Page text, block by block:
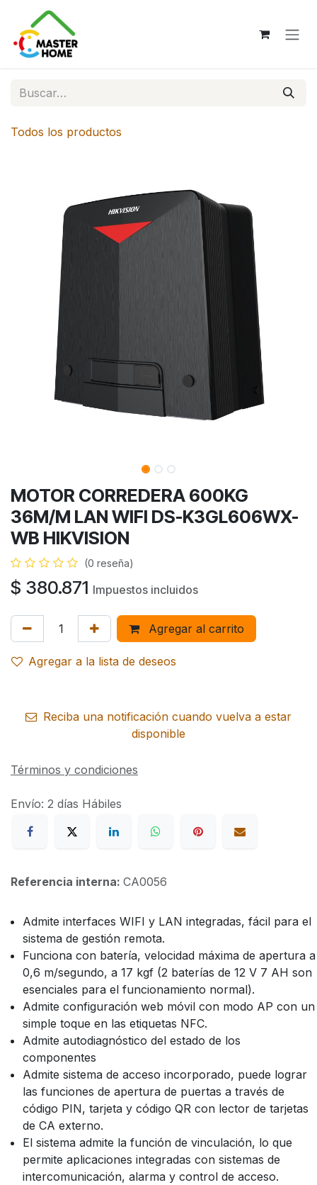
Ir al contenido
Todos los productos
MOTOR CORREDERA 600KG
36M/M LAN WIFI DS-K3GL606WX-
WB HIKVISION
(0 reseña)
$ 380.871 Impuestos incluidos
Agregar al carrito
Agregar a la lista de deseos
Reciba una notificación cuando vuelva a estar
disponible
Términos y condiciones
Envío: 2 días Hábiles
Referencia interna: CA0056
Admite interfaces WIFI y LAN integradas, fácil para el
sistema de gestión remota.
Funciona con batería, velocidad máxima de apertura a
0,6 m/segundo, a 17 kgf (2 baterías de 12 V 7 AH son
esenciales para el funcionamiento normal).
Admite configuración web móvil con modo AP con un
simple toque en las etiquetas NFC.
Admite autodiagnóstico del estado de los
componentes
Admite sistema de acceso incorporado, puede lograr
las funciones de apertura de puertas a través de
código PIN, tarjeta y código QR con lector de tarjetas
de CA externo.
El sistema admite la función de vinculación, lo que
permite aplicaciones integradas con sistemas de
intercomunicación, alarma y control de acceso.